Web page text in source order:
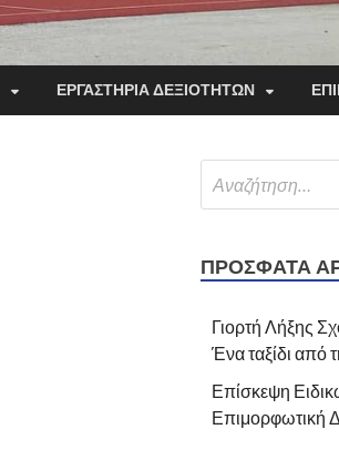
ΕΡΓΑΣΤΗΡΙΑ ΔΕΞΙΟΤΗΤΩΝ
ΠΡΌΣΦΑΤΑ
Γιορτή Λήξης
Ένα ταξίδι από
Επίσκεψη
Επιμορφωτική